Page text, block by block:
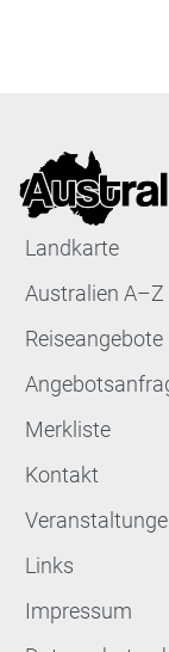
Landkarte
Australien A–Z
Reiseangebote
Merkliste
Kontakt
Links
Impressum